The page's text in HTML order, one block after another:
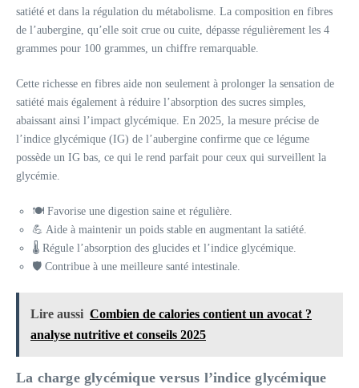
satiété et dans la régulation du métabolisme. La composition en fibres
de l’aubergine, qu’elle soit crue ou cuite, dépasse régulièrement les 4
grammes pour 100 grammes, un chiffre remarquable.
Cette richesse en fibres aide non seulement à prolonger la sensation de
satiété mais également à réduire l’absorption des sucres simples,
abaissant ainsi l’impact glycémique. En 2025, la mesure précise de
l’indice glycémique (IG) de l’aubergine confirme que ce légume
possède un IG bas, ce qui le rend parfait pour ceux qui surveillent la
glycémie.
🍽️ Favorise une digestion saine et régulière.
💪 Aide à maintenir un poids stable en augmentant la satiété.
🌡️ Régule l’absorption des glucides et l’indice glycémique.
🛡️ Contribue à une meilleure santé intestinale.
Lire aussi Combien de calories contient un avocat ?
analyse nutritive et conseils 2025
La charge glycémique versus l’indice glycémique